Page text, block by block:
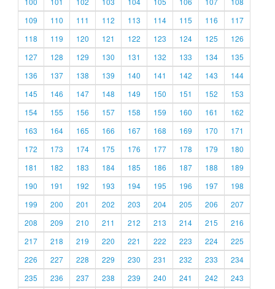
109
110 111 112 113 114 115 116
117
118
119 120 121 122 123 124 125
126
127
128 129 130 131 132 133 134
135
136
137 138 139 140 141 142 143
144
145
146 147 148 149 150 151 152
153
154
155 156 157 158 159 160 161
162
163
164 165 166 167 168 169 170
171
172
173 174 175 176 177 178 179
180
181
182 183 184 185 186 187 188
189
190
191 192 193 194 195 196 197
198
199
200 201 202 203 204 205 206
207
208
209 210 211 212 213 214 215
216
217
218 219 220 221 222 223 224
225
226
227 228 229 230 231 232 233
234
235
236 237 238 239 240 241 242 243